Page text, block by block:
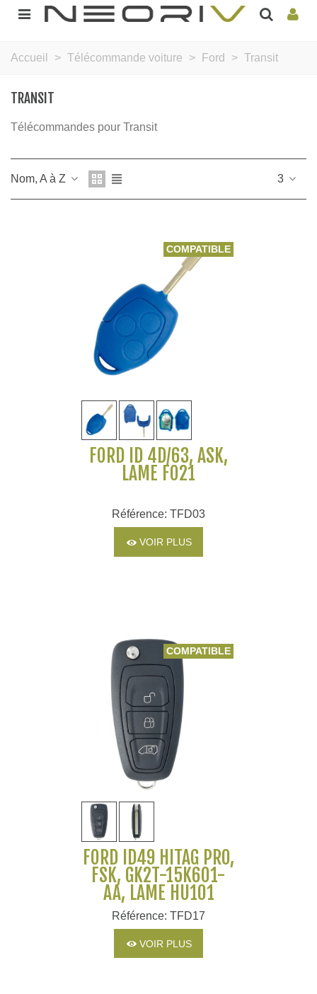
Accueil > Télécommande voiture > Ford > Transit
TRANSIT
Télécommandes pour Transit
Nom, A à Z 3
COMPATIBLE
FORD ID 4D/63, ASK,
LAME FO21
Référence: TFD03
VOIR PLUS
COMPATIBLE
FORD ID49 HITAG PRO,
FSK, GK2T-15K601-
AA, LAME HU101
Référence: TFD17
VOIR PLUS